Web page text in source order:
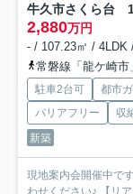
牛久市さくら台
2,880万円
- / 107.23㎡ / 4LDK
常磐線「龍ケ崎
駐車2台可 都市
バリアフリー
収
新築
現地案内会開催中で
わせく